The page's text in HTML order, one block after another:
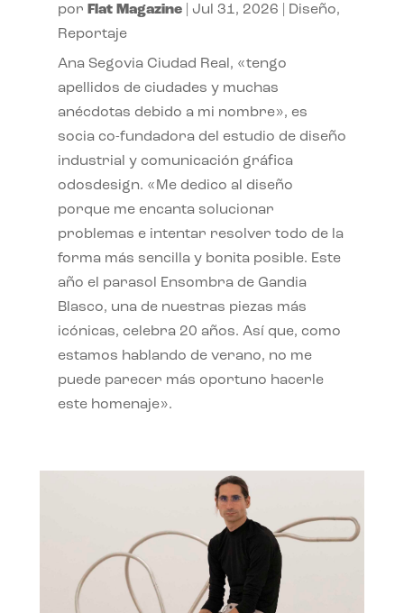
por Flat Magazine| Jul 31, 2026 Diseño,
Reportaje
Ana Segovia Ciudad Real, «tengo
apellidos de ciudades y muchas
anécdotas debido a mi nombre», es
socia co-fundadora del estudio de diseño
industrial y comunicación gráfica
odosdesign. «Me dedico al diseño
porque me encanta solucionar
problemas e intentar resolver todo de la
forma más sencilla y bonita posible. Este
año el parasol Ensombra de Gandia
Blasco, una de nuestras piezas más
icónicas, celebra 20 años. Así que, como
estamos hablando de verano, no me
puede parecer más oportuno hacerle
este homenaje».